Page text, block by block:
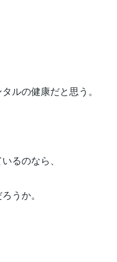
ルの健康だと思う。
るのなら、
うか。